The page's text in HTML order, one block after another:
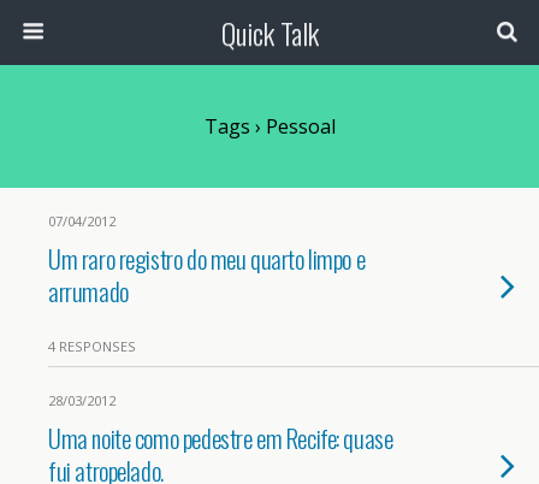
Quick Talk
Tags › Pessoal
07/04/2012
Um raro registro do meu quarto limpo e
arrumado
4 RESPONSES
28/03/2012
Uma noite como pedestre em Recife: quase
fui atropelado.